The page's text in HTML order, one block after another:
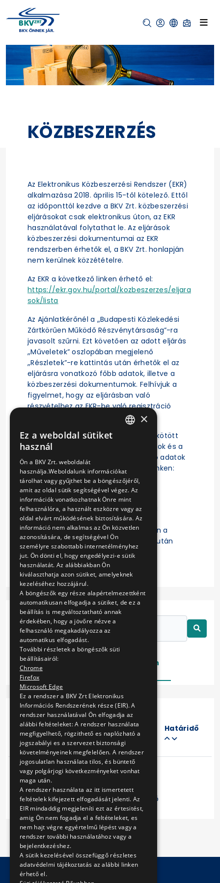
KÖZBESZERZÉS
Az Elektronikus Közbeszerzési Rendszer (EKR)
alkalmazása 2018. április 15-től kötelező. Ettől
az időponttól kezdve a BKV Zrt. közbeszerzési
eljárásokat csak elektronikus úton, az EKR
használatával folytathat le. Az eljárások
közbeszerzési dokumentumai az EKR
rendszerben érhetők el, a BKV Zrt. honlapján
nem kerülnek közzétételre.
Az EKR a következő linken érhető el:
https://ekr.gov.hu/portal/kozbeszerzes/eljara
sok/lista
Az Ajánlatkérőnél a „Budapesti Közlekedési
Zártkörűen Működő Részvénytársaság”-ra
javasolt szűrni. Ezt követően az adott eljárás
„Műveletek” oszlopában megjelenő
„Részletek”-re kattintás után érhetők el az
eljárásra vonatkozó főbb adatok, illetve a
közbeszerzési dokumentumok. Felhívjuk a
figyelmet, hogy az eljárásban való
részvételhez az EKR-be való regisztráció
A közbeszerzési eljárás alapján megkötött
szerződések, a szerződésmódosítások és a
szerződések teljesítésére vonatkozó adatok
az EKR-ben érhetők el a következő linken:
https://ekr.gov.hu/ekr-
szerzodestar/hu/szerzodesLista
A „Kulcsszavak” mezőbe a Budapesti
Közlekedési Zártkörűen Működő
Részvénytársaság beírását követően a
keresett szerződésre való kattintás után
érhetők el a részletes adatok.
Folyamatban
Cím
Eljárás
száma
Határidő
Előző 1 Következő
×
Ez a weboldal sütiket
használ
Ön a BKV Zrt. weboldalát
használja.Weboldalunk információkat
tárolhat vagy gyűjthet be a böngészőjéről,
amit az oldal sütik segítségével végez. Az
információk vonatkozhatnak Önre mint
felhasználóra, a használt eszközre vagy az
oldal elvárt működésének biztosítására. Az
információ nem alkalmas az Ön közvetlen
azonosítására, de segítségével Ön
személyre szabottabb internetélményhez
jut. Ön dönti el, hogy engedélyezi-e sütik
használatát. Az alábbiakban Ön
kiválaszthatja azon sütiket, amelyeknek
kezeléséhez hozzájárul.
A böngészők egy része alapértelmezettként
automatikusan elfogadja a sütiket, de ez a
beállítás is megváltoztatható annak
érdekében, hogy a jövőre nézve a
felhasználó megakadályozza az
automatikus elfogadást.
További részletek a böngészők süti
beállításairól:
Chrome
Firefox
Microsoft Edge
Ez a rendszer a BKV Zrt Elektronikus
Információs Rendszerének része (EIR). A
rendszer használatával Ön elfogadja az
alábbi feltételeket: A rendszer használata
megfigyelhető, rögzithető es naplózható a
jogszabályi es a szervezet biztonsági
követelményeinek megfelelően. A rendszer
jogosulatlan használata tilos, és büntető
vagy polgárjogi következményeket vonhat
maga után.
A rendszer használata az itt ismertetett
feltételek kifejezett elfogadását jelenti. Az
EIR mindaddig megjeleníti ezt az értesitést,
amig Ön nem fogadja el a feltételeket, es
nem hajt végre egyértelmű lépést vagy a
rendszer további használatához vagy a
bejelentkezéshez.
A sütik kezelésével összefüggő részletes
adatvédelmi tájékoztatás az alábbi linken
érhető el.